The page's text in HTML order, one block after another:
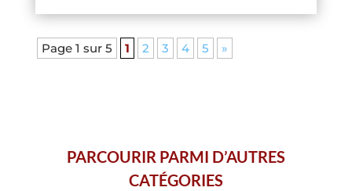
Page 1 sur 5 1 2 3 4 5 »
PARCOURIR PARMI D’AUTRES
CATÉGORIES